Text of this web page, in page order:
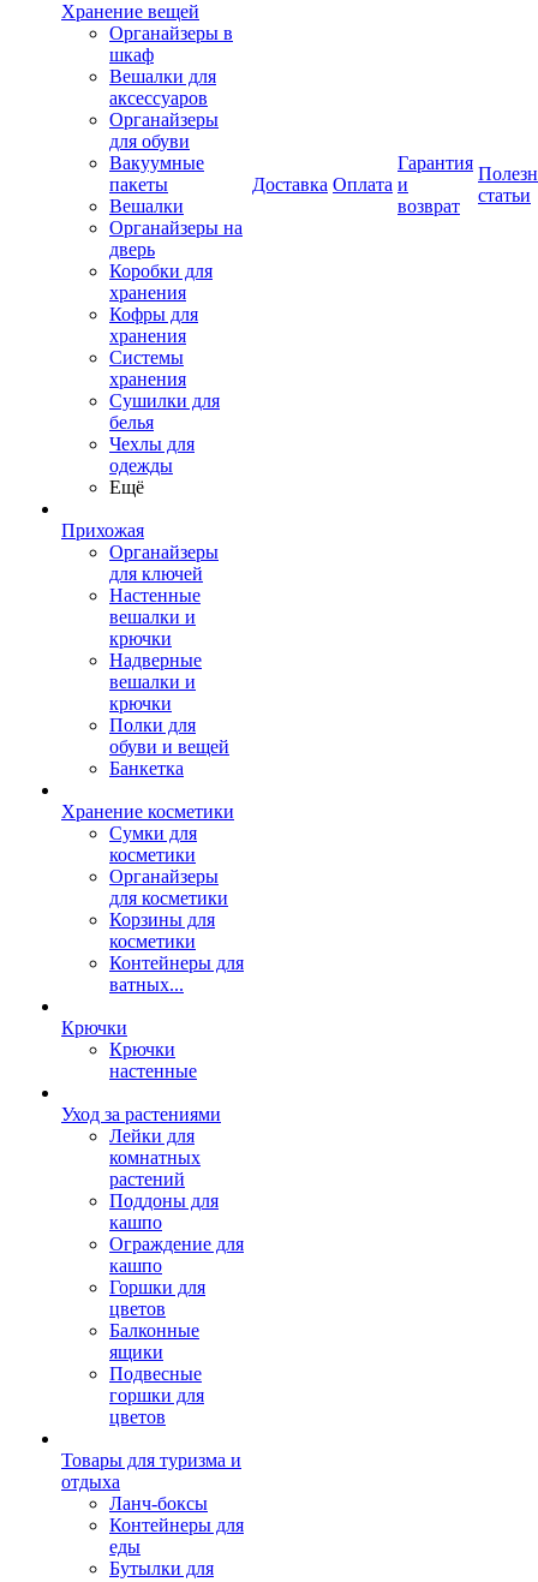
Хранение вещей
Органайзеры в
шкаф
Вешалки для
аксессуаров
Органайзеры
для обуви
Вакуумные
пакеты
Вешалки
Органайзеры на
дверь
Коробки для
хранения
Кофры для
хранения
Системы
хранения
Сушилки для
белья
Чехлы для
одежды
Ещё
Прихожая
Органайзеры
для ключей
Настенные
вешалки и
крючки
Надверные
вешалки и
крючки
Полки для
обуви и вещей
Банкетка
Хранение косметики
Сумки для
косметики
Органайзеры
для косметики
Корзины для
косметики
Контейнеры для
ватных...
Крючки
Крючки
настенные
Уход за растениями
Лейки для
комнатных
растений
Поддоны для
кашпо
Ограждение для
кашпо
Горшки для
цветов
Балконные
ящики
Подвесные
горшки для
цветов
Товары для туризма и
отдыха
Ланч-боксы
Контейнеры для
еды
Бутылки для
Доставка Оплата
Гарантия
и
возврат
статьи